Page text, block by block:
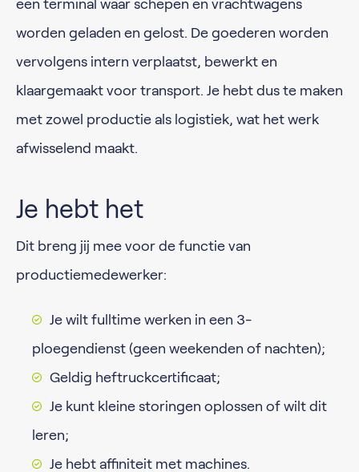
een terminal waar schepen en vrachtwagens
worden geladen en gelost. De goederen worden
vervolgens intern verplaatst, bewerkt en
klaargemaakt voor transport. Je hebt dus te maken
met zowel productie als logistiek, wat het werk
afwisselend maakt.
Je hebt het
Dit breng jij mee voor de functie van
productiemedewerker:
Je wilt fulltime werken in een 3-
ploegendienst (geen weekenden of nachten);
Geldig heftruckcertificaat;
Je kunt kleine storingen oplossen of wilt dit
leren;
Je hebt affiniteit met machines.